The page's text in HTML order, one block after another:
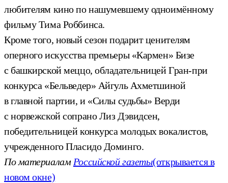
любителям кино по нашумевшему одноимённому
фильму Тима Роббинса.
Кроме того, новый сезон подарит ценителям
оперного искусства премьеры «Кармен» Бизе
с башкирской меццо, обладательницей Гран-при
конкурса «Бельведер» Айгуль Ахметшиной
в главной партии, и «Силы судьбы» Верди
с норвежской сопрано Лиз Дэвидсен,
победительницей конкурса молодых вокалистов,
учрежденного Пласидо Доминго.
По материалам Российской газеты(открывается в
новом окне)